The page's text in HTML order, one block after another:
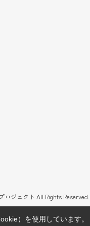
ロジェクト All Rights Reserved.
）を使用しています。